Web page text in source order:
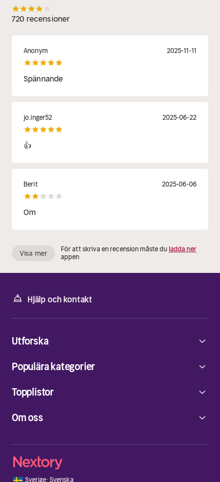
720 recensioner
Anonym 2025-11-11
Spännande
jo.inger52 2025-06-22
👍
Berit 2025-06-06
Om
Visa mer För att skriva en recension måste du ladda ner
appen
Hjälp och kontakt
Om oss
Utforska
Populära kategorier
Topplistor
🇸🇪 Sverige·Svenska